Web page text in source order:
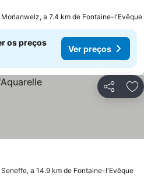
Morlanwelz, a 7.4 km de Fontaine-l'Evêque
os preços
Ver preços
Partilhar
Seneffe, a 14.9 km de Fontaine-l'Evêque